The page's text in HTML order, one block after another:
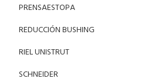
PRENSAESTOPA
REDUCCIÓN BUSHING
RIEL UNISTRUT
SCHNEIDER